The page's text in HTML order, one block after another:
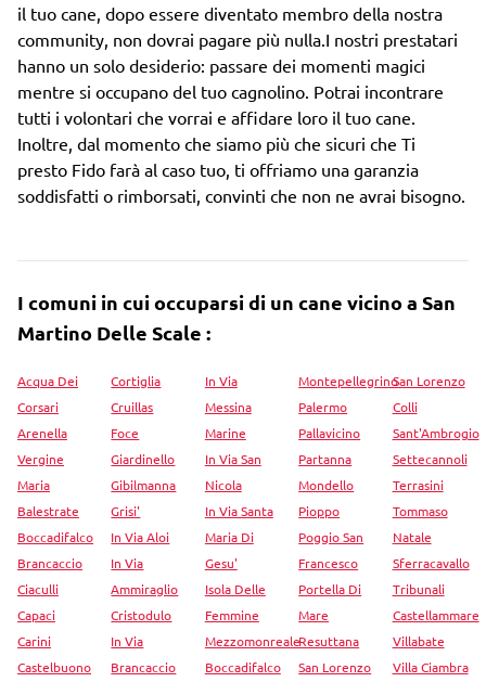
il tuo cane, dopo essere diventato membro della nostra
community, non dovrai pagare più nulla.I nostri prestatari
hanno un solo desiderio: passare dei momenti magici
mentre si occupano del tuo cagnolino. Potrai incontrare
tutti i volontari che vorrai e affidare loro il tuo cane.
Inoltre, dal momento che siamo più che sicuri che Ti
presto Fido farà al caso tuo, ti offriamo una garanzia
soddisfatti o rimborsati, convinti che non ne avrai bisogno.
I comuni in cui occuparsi di un cane vicino a San
Martino Delle Scale :
Acqua Dei
Corsari
Arenella
Vergine
Maria
Balestrate
Boccadifalco
Brancaccio
Ciaculli
Capaci
Carini
Castelbuono
Cortiglia
Cruillas
Foce
Giardinello
Gibilmanna
Grisi'
In Via Aloi
In Via
Ammiraglio
Cristodulo
In Via
Brancaccio
In Via
Messina
Marine
In Via San
Nicola
In Via Santa
Maria Di
Gesu'
Isola Delle
Femmine
Mezzomonreale
Boccadifalco
Montepellegrino
Palermo
Pallavicino
Partanna
Mondello
Pioppo
Poggio San
Francesco
Portella Di
Mare
Resuttana
San Lorenzo
San Lorenzo
Colli
Sant'Ambrogio
Settecannoli
Terrasini
Tommaso
Natale
Sferracavallo
Tribunali
Castellammare
Villabate
Villa Ciambra